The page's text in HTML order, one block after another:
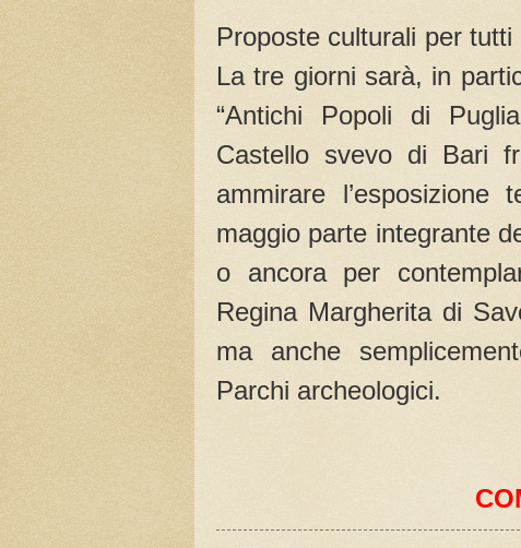
Proposte culturali per
La tre giorni sarà, in
“Antichi Popoli di
Castello svevo di Bari
ammirare l’esposizione
maggio parte integrante
o ancora per
Regina Margherita di
ma anche
Parchi archeologici.